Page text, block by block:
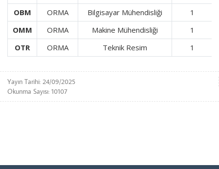
OBM ORMA Bilgisayar Mühendisliği
1
OMM
ORMA Makine Mühendisliği
1
OTR
ORMA Teknik Resim 1
Yayın Tarihi: 24/09/2025
Okunma Sayısı: 10107